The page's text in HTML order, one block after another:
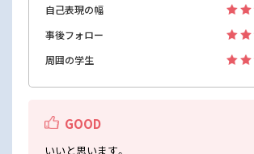
自己表現の幅
事後フォロー
周囲の学生
GOOD
いいと思います。